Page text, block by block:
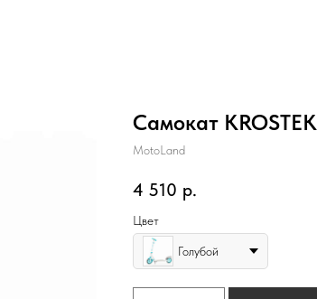
Самокат
MotoLand
4 510 р.
Цвет
Голубой